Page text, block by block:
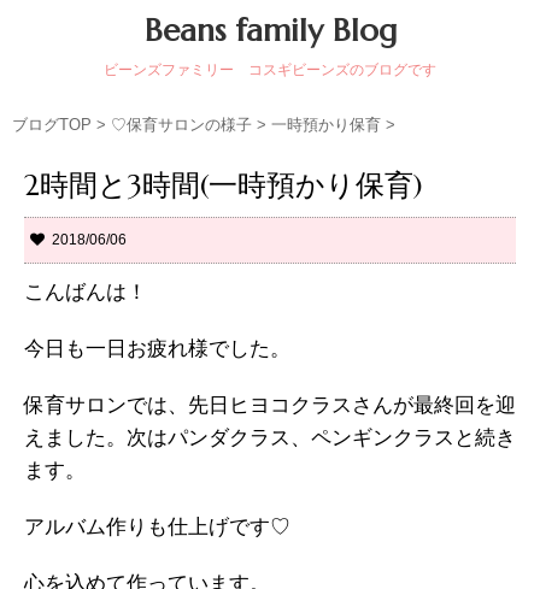
Beans family Blog
ビーンズファミリー コスギビーンズのブログです
ブログTOP > ♡保育サロンの様子 > 一時預かり保育 >
2時間と3時間(一時預かり保育)
2018/06/06
こんばんは！
今日も一日お疲れ様でした。
保育サロンでは、先日ヒヨコクラスさんが最終回を迎
えました。次はパンダクラス、ペンギンクラスと続き
ます。
アルバム作りも仕上げです♡
心を込めて作っています。